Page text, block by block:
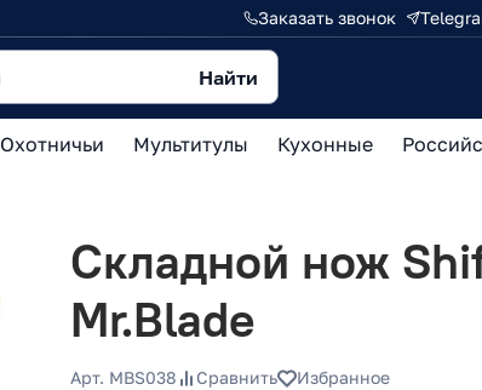
Заказать звонок
Найти
Охотничьи Мультитулы Кухонные
Складной нож
Mr.Blade
Арт. MBS038 Сравнить Избранное